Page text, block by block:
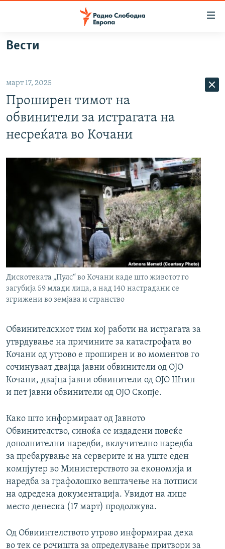
Оди
на
главната
навигација
на
ВИЗУЕЛНО
ВЕСТИ
ШТО ТРЕБА ДА ЗНАЕТЕ
ПРИЈАВИ СЕ ЗА ЊУЗЛЕТЕР
ПОДКАСТ ЗОШТО?
РСЕ веб страници
Вести
март 17, 2025
Проширен тимот на
обвинители за истрагата на
несреќата во Кочани
Дискотеката „Пулс“ во Кочани каде што животот го
загубија 59 млади лица, а над 140 настрадани се
згрижени во земјава и странство
Обвинителскиот тим кој работи на истрагата за
утврдување на причините за катастрофата во
Кочани од утрово е проширен и во моментов го
сочинуваат двајца јавни обвинители од ОЈО
Кочани, двајца јавни обвинители од ОЈО Штип
и пет јавни обвинители од ОЈО Скопје.
Како што информираат од Јавното
Обвинителство, синоќа се издадени повеќе
дополнителни наредби, вклучително наредба
за пребарување на серверите и на уште еден
компјутер во Министерството за економија и
наредба за графолошко вештачење на потписи
на одредена документација. Увидот на лице
место денеска (17 март) продолжува.
Од Обвиинтелството утрово информираа дека
во тек се рочишта за определување притвори за